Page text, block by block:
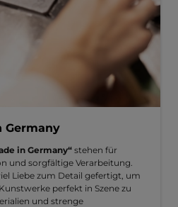
Germany
in Germany“ stehen für
und sorgfältige Verarbeitung.
Liebe zum Detail gefertigt, um
perfekt in Szene zu
und strenge